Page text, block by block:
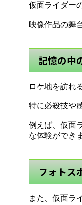
仮面ライダー
映像作品の舞
記憶の中
ロケ地を訪れ
特に必殺技や
例えば、仮面
な体験ができ
フォトス
また、仮面ラ